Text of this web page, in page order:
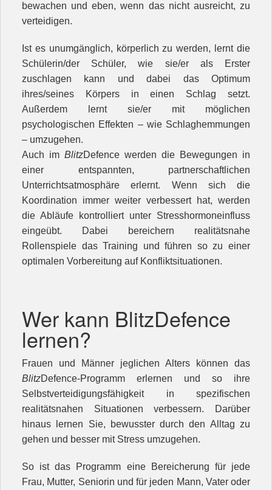
bewachen und eben, wenn das nicht ausreicht, zu
verteidigen.
Ist es unumgänglich, körperlich zu werden, lernt die
Schülerin/der Schüler, wie sie/er als Erster
zuschlagen kann und dabei das Optimum
ihres/seines Körpers in einen Schlag setzt.
Außerdem lernt sie/er mit möglichen
psychologischen Effekten – wie Schlaghemmungen
– umzugehen.
Auch im BlitzDefence werden die Bewegungen in
einer entspannten, partnerschaftlichen
Unterrichtsatmosphäre erlernt. Wenn sich die
Koordination immer weiter verbessert hat, werden
die Abläufe kontrolliert unter Stresshormoneinfluss
eingeübt. Dabei bereichern realitätsnahe
Rollenspiele das Training und führen so zu einer
optimalen Vorbereitung auf Konfliktsituationen.
Wer kann BlitzDefence
lernen?
Frauen und Männer jeglichen Alters können das
BlitzDefence-Programm erlernen und so ihre
Selbstverteidigungsfähigkeit in spezifischen
realitätsnahen Situationen verbessern. Darüber
hinaus lernen Sie, bewusster durch den Alltag zu
gehen und besser mit Stress umzugehen.
So ist das Programm eine Bereicherung für jede
Frau, Mutter, Seniorin und für jeden Mann, Vater oder